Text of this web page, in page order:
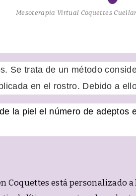
Mesoterapia Virtual Coquettes
Se trata de un método
en el rostro. Debido a
la piel el número de adeptos
está personalizado a